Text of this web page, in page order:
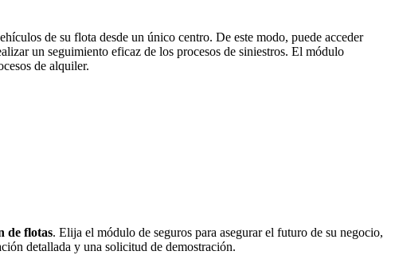
de su flota desde un único centro. De este modo, puede acceder
un seguimiento eficaz de los procesos de siniestros. El módulo
de alquiler.
de flotas. Elija el módulo de seguros para asegurar el futuro de su negocio,
detallada y una solicitud de demostración.